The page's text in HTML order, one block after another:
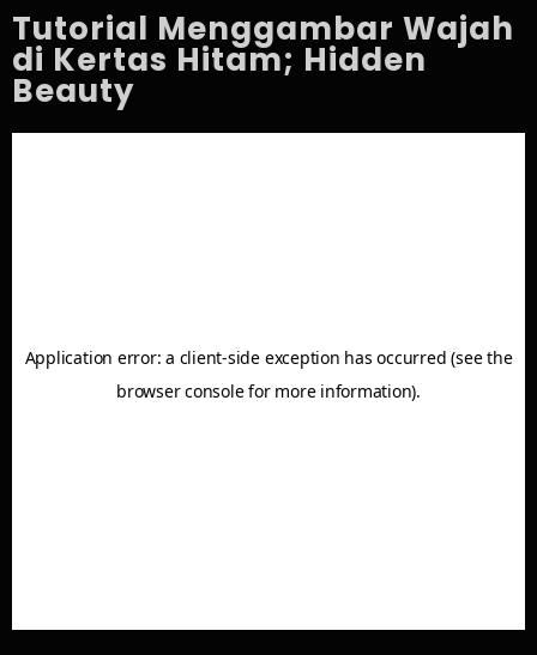
Tutorial Menggambar Wajah
di Kertas Hitam; Hidden
Beauty